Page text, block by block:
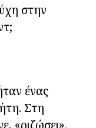
στην
ένας
Στη
«ριζώσει».